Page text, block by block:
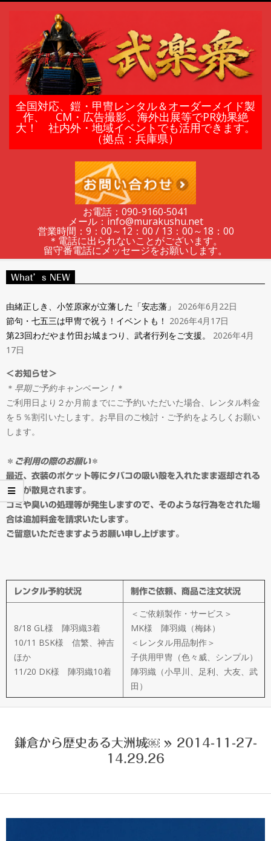
鎧
甲
レ
ン
タ
ル
＆
オ
ー
ダ
ー
メ
イ
ド
製
作
武
楽
全国対応、鎧・甲冑レンタル＆オーダーメイド製
作、 CM・広告撮影、海外出展等でPR効果絶
大！ 社内外・地域イベントでも活用できます。
（拠点：兵庫県）
お電話：090-9160‐5041
メール：info@murakushu.net
営業時間：9：00～12：00 / 13：00～18：00
＊電話に出られないことがございます。
留守番電話にメッセージをお願いします。
Navigation
What’s NEW
由緒正しき、小笠原家が立藩した「安志藩」
2026年6月22日
節句・七五三は甲冑で祝う！イベントも！ 2026年4月17日
第23回わだやま竹田お城まつり、武者行列をご支援。
2026年4月
17日
＜お知らせ＞
＊ 早期ご予約キャンペーン！ ＊
ご利用日より２か月前までにご予約いただいた場合、レンタル料金
を５％割引いたします。お早目のご検討・ご予約をよろしくお願い
します。
＊ ご利用の際のお願い＊
最近、衣装のポケット等にタバコの吸い殻を入れたまま返却される
事例が散見されます。
ゴミや臭いの処理等が発生しますので、そのような行為をされた場
合は追加料金を請求いたします。
ご留意いただきますようお願い申し上げます。
レンタル予約状況 制作ご依頼、商品ご注文状況
8/18 GL様 陣羽織3着
10/11 BSK様 信繁、神吉
ほか
11/20 DK様 陣羽織10着
＜ご依頼製作・サービス＞
MK様 陣羽織（梅鉢）
＜レンタル用品制作＞
子供用甲冑（色々威、シンプル）
陣羽織（小早川、足利、大友、武
田）
鎌倉から歴史ある大洲城￼ » 2014-11-27-
14.29.26